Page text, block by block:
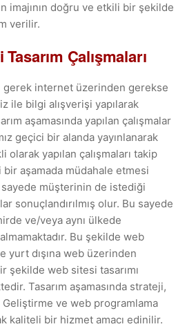
imajının doğru ve etkili bir şekilde
verilir.
Çalışmaları
gerek internet üzerinden gerekse
ile bilgi alışverişi yapılarak
aşamasında yapılan çalışmalar
geçici bir alanda yayınlanarak
yapılan çalışmaları takip
aşamada müdahale etmesi
sayede müşterinin de istediği
sonuçlandırılmış olur. Bu sayede
ve/veya aynı ülkede
Bu şekilde web
yurt dışına web üzerinden
şekilde web sitesi tasarımı
Tasarım aşamasında strateji,
Geliştirme ve web programlama
kaliteli bir hizmet amacı edinilir.